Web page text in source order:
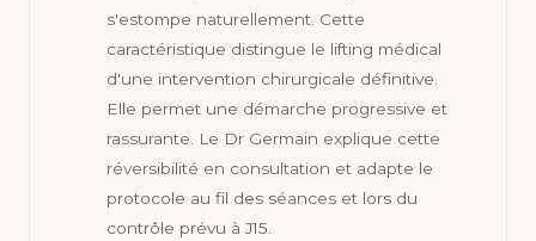
s'estompe naturellement. Cette
caractéristique distingue le lifting médical
d'une intervention chirurgicale définitive.
Elle permet une démarche progressive et
rassurante. Le Dr Germain explique cette
réversibilité en consultation et adapte le
protocole au fil des séances et lors du
contrôle prévu à J15.